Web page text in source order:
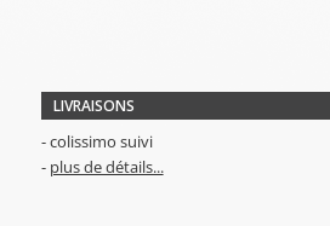
LIVRAISONS
- colissimo suivi
- plus de détails...